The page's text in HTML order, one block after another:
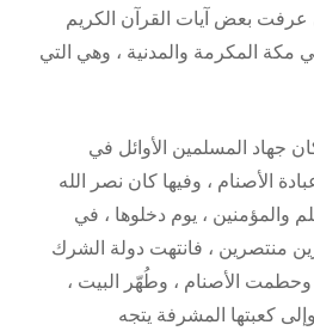
عرفت بعض آيات القرآن الكريم
مكة المكرمة والمدنية ، وهي التي
جهاد المسلمين الأوائل في
الأصنام ، وفيها كان نصر الله
والمؤمنين ، يوم دخلوها ، في
منتصرين ، فانتهت دولة الشرك
وحطمت الأصنام ، وطُهّر البيت ،
كعبتها المشرفة يتجه